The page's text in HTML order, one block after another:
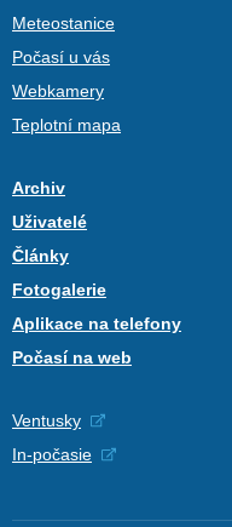
Meteostanice
Počasí u vás
Webkamery
Teplotní mapa
Archiv
Uživatelé
Články
Fotogalerie
Aplikace na telefony
Počasí na web
Ventusky
In-počasie